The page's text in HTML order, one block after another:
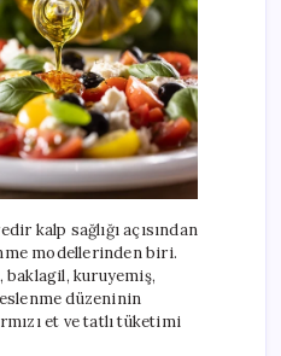
kalp sağlığı açısından
modellerinden biri.
baklagil, kuruyemiş,
düzeninin
et ve tatlı tüketimi